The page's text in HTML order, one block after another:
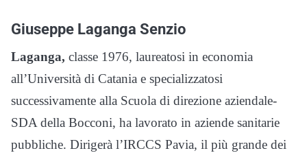
Giuseppe Laganga Senzio
Laganga, classe 1976, laureatosi in economia
all’Università di Catania e specializzatosi
successivamente alla Scuola di direzione aziendale-
SDA della Bocconi, ha lavorato in aziende sanitarie
pubbliche. Dirigerà l’IRCCS Pavia, il più grande dei